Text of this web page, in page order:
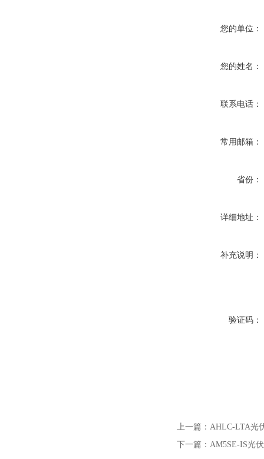
您的单位：
您的姓名：
联系电话：
常用邮箱：
省份：
详细地址：
补充说明：
验证码：
上一篇： AHLC-LTA光
下一篇： AM5SE-IS光